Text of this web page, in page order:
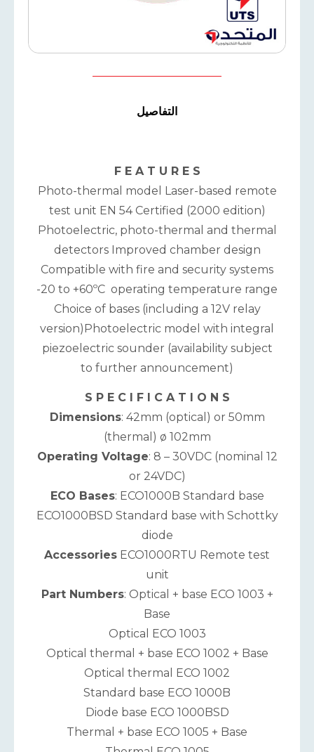
التفاصيل
F E A T U R E S
Photo-thermal model Laser-based remote
test unit EN 54 Certified (2000 edition)
Photoelectric, photo-thermal and thermal
detectors Improved chamber design
Compatible with fire and security systems
-20 to +60ºC operating temperature range
Choice of bases (including a 12V relay
version)Photoelectric model with integral
piezoelectric sounder (availability subject
to further announcement)
S P E C I F I C A T I O N S
Dimensions: 42mm (optical) or 50mm
(thermal) ø 102mm
Operating Voltage: 8 – 30VDC (nominal 12
or 24VDC)
ECO Bases: ECO1000B Standard base
ECO1000BSD Standard base with Schottky
diode
Accessories ECO1000RTU Remote test
unit
Part Numbers: Optical + base ECO 1003 +
Base
Optical ECO 1003
Optical thermal + base ECO 1002 + Base
Optical thermal ECO 1002
Standard base ECO 1000B
Diode base ECO 1000BSD
Thermal + base ECO 1005 + Base